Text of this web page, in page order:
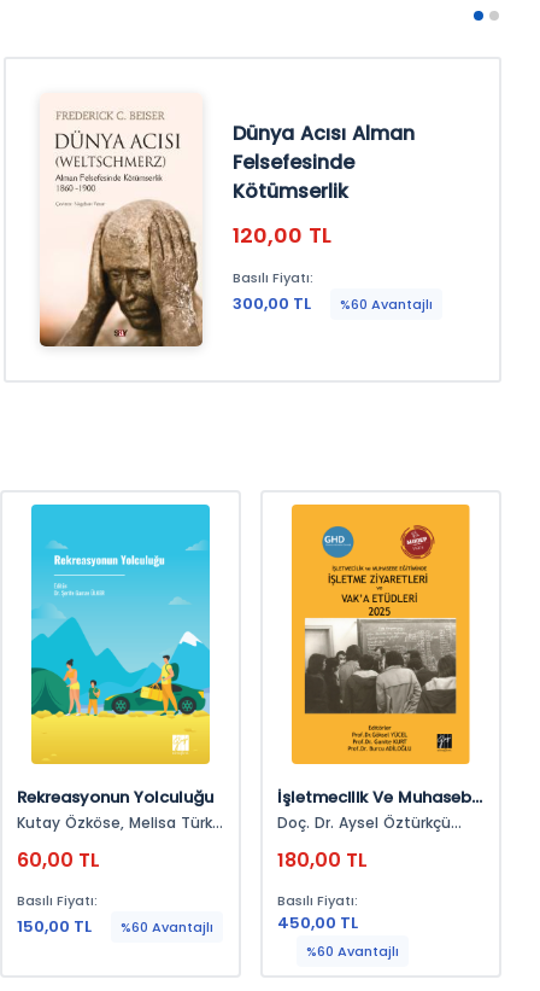
Dünya Acısı Alman
Felsefesinde
Kötümserlik
120,00 TL
Basılı Fiyatı:
300,00 TL %60 Avantajlı
Rekreasyonun Yolculuğu
Kutay Özköse, Melisa Türk,
Reşad Huseynov, Simge
60,00 TL
Basılı Fiyatı:
150,00 TL %60 Avantajlı
İşletmecilik Ve Muhasebe
Eğitiminde İşletme
Etüdleri 2025
Doç. Dr. Aysel Öztürkçü
Can, Doç. Dr. İbrahim
Mehmet Günlük, Doç.
Dr.yusuf Işık, Dr. Göksal
Selahatdin Kelten, Dr. Öğr.
Üyesi Çağla Demir Pali, Dr.
180,00 TL
Basılı Fiyatı:
450,00 TL
%60 Avantajlı